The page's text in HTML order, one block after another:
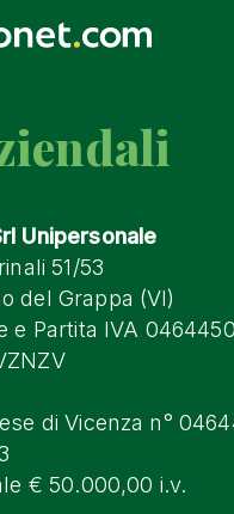
Unipersonale
51/53
del Grappa (VI)
e Partita IVA
di Vicenza n°
€ 50.000,00 i.v.